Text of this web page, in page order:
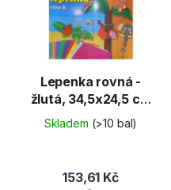
Lepenka rovná -
žlutá, 34,5x24,5 cm
(E-Welle)
Skladem (>10 bal)
153,61 Kč